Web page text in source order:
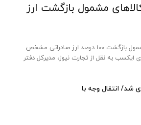
مشمول بازگشت ارز
کالاهای فولادی و فلزات مشمول بازگشت 100 درصد ارز صادراتی مشخص
به نقل از تجارت نیوز، مدیرکل دفتر
شد/ انتقال وجه با